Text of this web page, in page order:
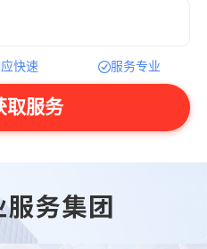
快速 服务专业
取服务